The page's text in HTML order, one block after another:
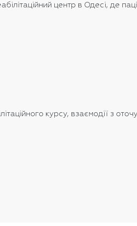
центр в Одесі, де
курсу, взаємодії з